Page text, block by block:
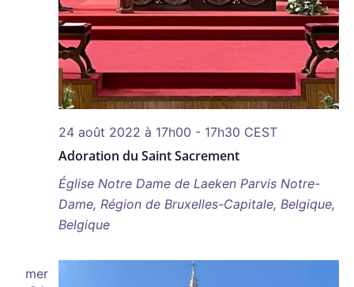
Adoration du Saint Sacrement
24 août 2022 à 17h00 - 17h30 CEST
Église Notre Dame de Laeken Parvis Notre-
Dame, Région de Bruxelles-Capitale, Belgique,
Belgique
mer